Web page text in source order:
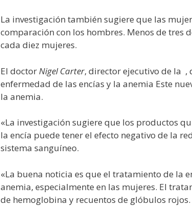
La investigación también sugiere que las
comparación con los hombres. Menos de tres
cada diez mujeres.
El doctorNigel Carter, director ejecutivo de la ,
enfermedad de las encías y la anemia Este
la anemia.
«La investigación sugiere que los productos
la encía puede tener el efecto negativo de la
sistema sanguíneo.
«La buena noticia es que el tratamiento de la
anemia, especialmente en las mujeres. El
de hemoglobina y recuentos de glóbulos rojos.